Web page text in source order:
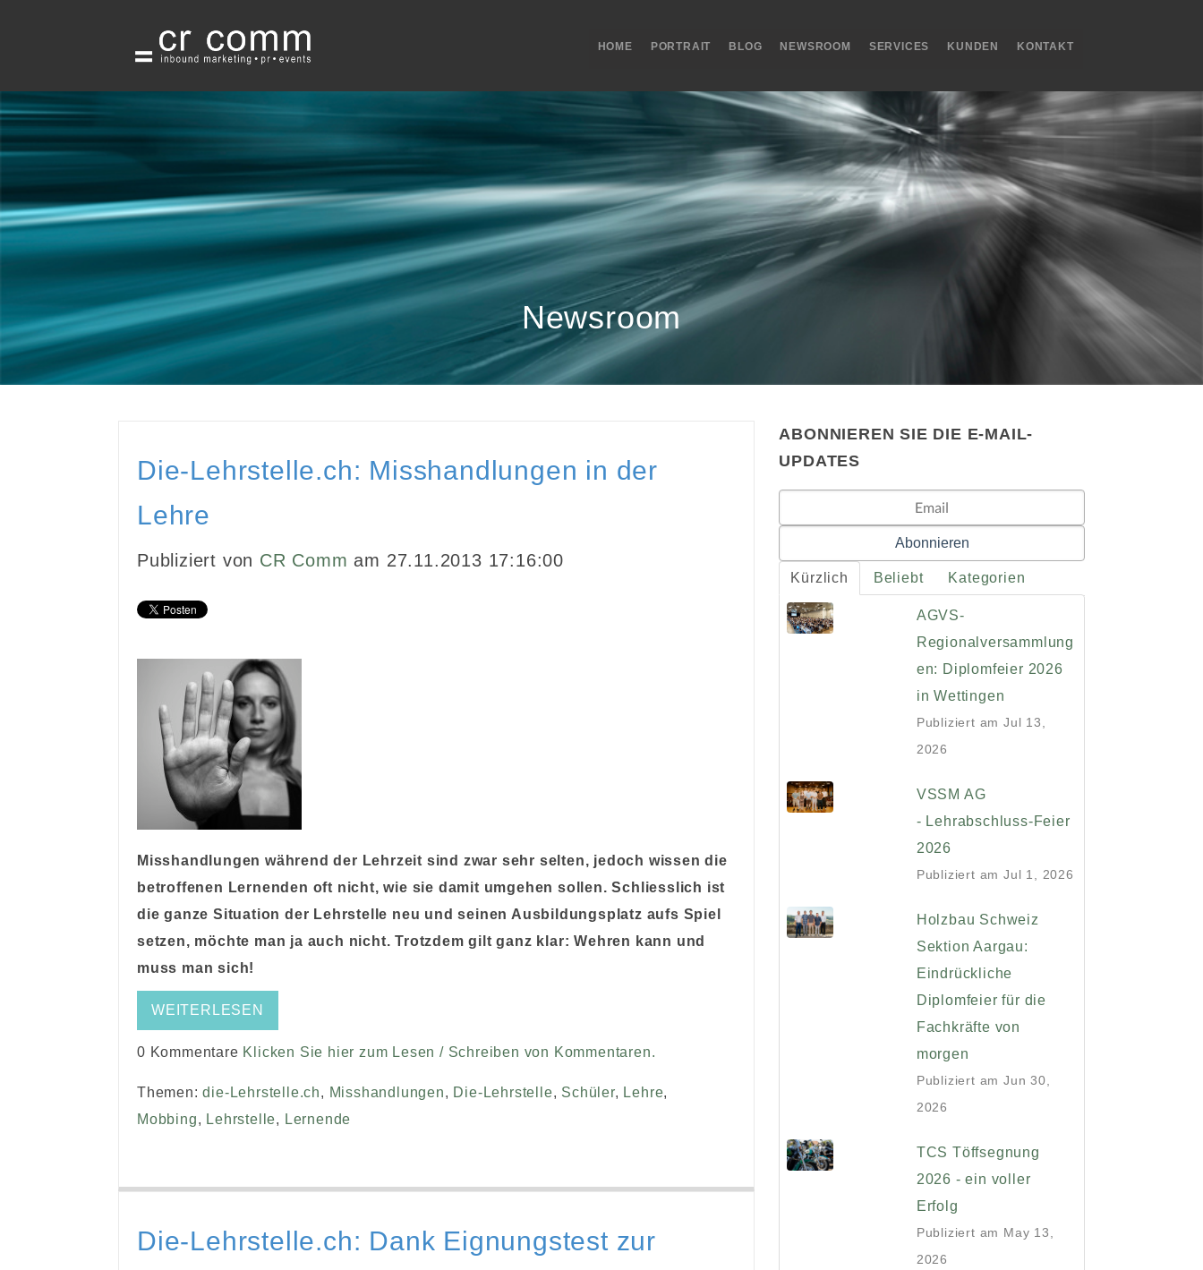
HOME PORTRAIT BLOG NEWSROOM SERVICES KUNDEN KONTAKT
Newsroom
Die-Lehrstelle.ch: Misshandlungen in der
Lehre
Publiziert von CR Comm am 27.11.2013 17:16:00
Misshandlungen während der Lehrzeit sind zwar sehr selten, jedoch wissen die
betroffenen Lernenden oft nicht, wie sie damit umgehen sollen. Schliesslich ist
die ganze Situation der Lehrstelle neu und seinen Ausbildungsplatz aufs Spiel
setzen, möchte man ja auch nicht. Trotzdem gilt ganz klar: Wehren kann und
muss man sich!
WEITERLESEN
0 Kommentare Klicken Sie hier zum Lesen / Schreiben von Kommentaren.
Themen:die-Lehrstelle.ch, Misshandlungen, Die-Lehrstelle, Schüler, Lehre,
Mobbing, Lehrstelle, Lernende
Die-Lehrstelle.ch: Dank Eignungstest zur
ABONNIEREN SIE DIE E-MAIL-
UPDATES
Kürzlich Beliebt Kategorien
AGVS-
Regionalversammlung
en: Diplomfeier 2026
in Wettingen
Publiziert am Jul 13,
2026
VSSM AG
- Lehrabschluss-Feier
2026
Publiziert am Jul 1, 2026
Holzbau Schweiz
Sektion Aargau:
Eindrückliche
Diplomfeier für die
Fachkräfte von
morgen
Publiziert am Jun 30,
2026
TCS Töffsegnung
2026 - ein voller
Erfolg
Publiziert am May 13,
2026